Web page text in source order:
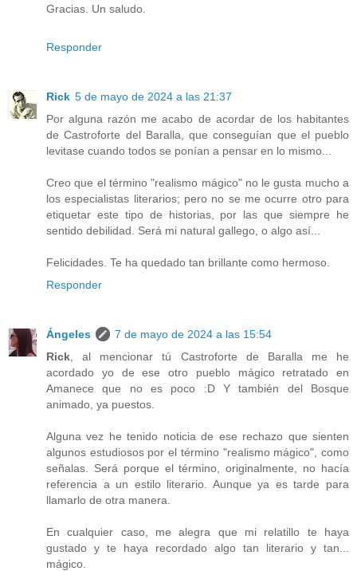
Gracias. Un saludo.
Responder
Rick 5 de mayo de 2024 a las 21:37
Por alguna razón me acabo de acordar de los habitantes
de Castroforte del Baralla, que conseguían que el pueblo
levitase cuando todos se ponían a pensar en lo mismo...
Creo que el término "realismo mágico" no le gusta mucho a
los especialistas literarios; pero no se me ocurre otro para
etiquetar este tipo de historias, por las que siempre he
sentido debilidad. Será mi natural gallego, o algo así...
Felicidades. Te ha quedado tan brillante como hermoso.
Responder
Ángeles
7 de mayo de 2024 a las 15:54
Rick , al mencionar tú Castroforte de Baralla me he
acordado yo de ese otro pueblo mágico retratado en
Amanece que no es poco :D Y también del Bosque
animado, ya puestos.
Alguna vez he tenido noticia de ese rechazo que sienten
algunos estudiosos por el término "realismo mágico", como
señalas. Será porque el término, originalmente, no hacía
referencia a un estilo literario. Aunque ya es tarde para
llamarlo de otra manera.
En cualquier caso, me alegra que mi relatillo te haya
gustado y te haya recordado algo tan literario y tan...
mágico.